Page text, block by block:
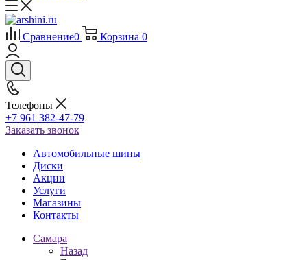
Сравнение0 Корзина 0
Телефоны
+7 961 382-47-79
Заказать звонок
Автомобильные шины
Диски
Акции
Услуги
Магазины
Контакты
Самара
Назад